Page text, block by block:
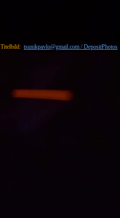
Titelbild: tsunikpavlo@gmail.com / DepositPhotos